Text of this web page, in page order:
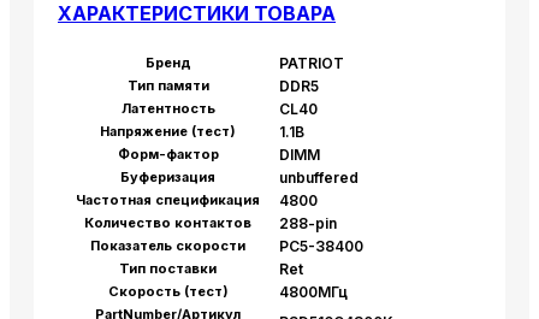
ХАРАКТЕРИСТИКИ ТОВАРА
Бренд PATRIOT
Тип памяти DDR5
Латентность CL40
Напряжение (тест) 1.1В
Форм-фактор DIMM
Буферизация unbuffered
Частотная спецификация 4800
Количество контактов 288-pin
Показатель скорости PC5-38400
Тип поставки Ret
Скорость (тест) 4800МГц
PartNumber/Артикул